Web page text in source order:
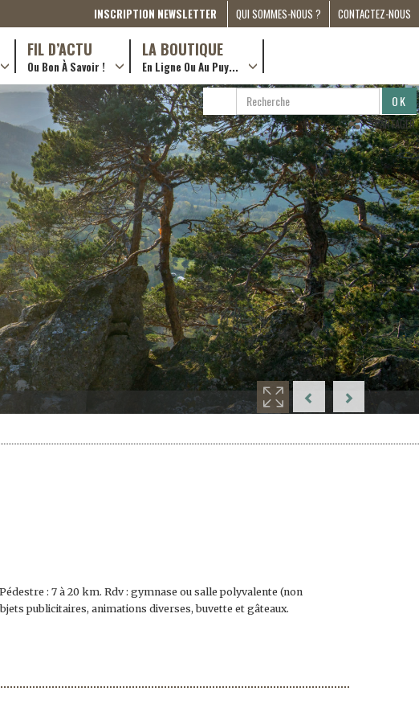
INSCRIPTION NEWSLETTER
QUI SOMMES-NOUS ?
A PROPOS
PRESSE
PARTENARIATS
ESPACE MÉDIA
COMPAGNON DE ROUTE
2022
CONTACTEZ-NOUS
frais
FIL D’ACTU
Ou Bon À Savoir !
LA BOUTIQUE
En Ligne Ou Au Puy...
… en ville !
…en ligne !
RECHERCHER
RECHERCHE
PARTAGER
: 7 à 20 km. Rdv : gymnase ou salle polyvalente (non
publicitaires, animations diverses, buvette et gâteaux.